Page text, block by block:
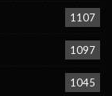
1107
1097
1045